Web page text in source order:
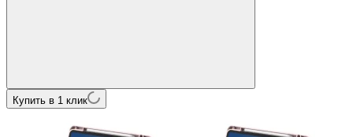
Купить в 1 клик